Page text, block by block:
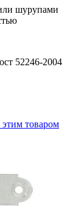
шурупами
52246-2004
товаром